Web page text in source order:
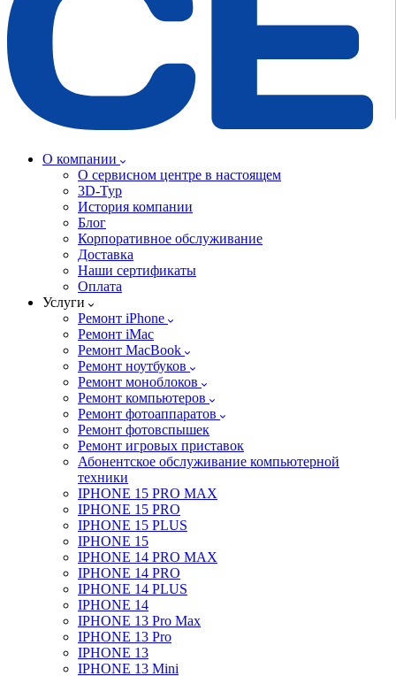
О компании
О сервисном центре в настоящем
3D-Тур
История компании
Блог
Корпоративное обслуживание
Доставка
Наши сертификаты
Оплата
Услуги
Ремонт iPhone
Ремонт iMac
Ремонт MacBook
Ремонт ноутбуков
Ремонт моноблоков
Ремонт компьютеров
Ремонт фотоаппаратов
Ремонт фотовспышек
Ремонт игровых приставок
Абонентское обслуживание компьютерной
техники
IPHONE 15 PRO MAX
IPHONE 15 PRO
IPHONE 15 PLUS
IPHONE 15
IPHONE 14 PRO MAX
IPHONE 14 PRO
IPHONE 14 PLUS
IPHONE 14
IPHONE 13 Pro Max
IPHONE 13 Pro
IPHONE 13
IPHONE 13 Mini